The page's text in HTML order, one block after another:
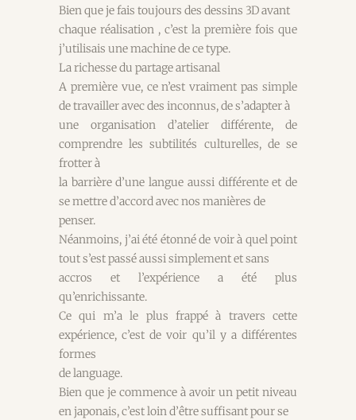
Bien que je fais toujours des dessins 3D avant
chaque réalisation , c’est la première fois que
j’utilisais une machine de ce type.
La richesse du partage artisanal
A première vue, ce n’est vraiment pas simple
de travailler avec des inconnus, de s’adapter à
une organisation d’atelier différente, de
comprendre les subtilités culturelles, de se
frotter à
la barrière d’une langue aussi différente et de
se mettre d’accord avec nos manières de
penser.
Néanmoins, j’ai été étonné de voir à quel point
tout s’est passé aussi simplement et sans
accros et l’expérience a été plus
qu’enrichissante.
Ce qui m’a le plus frappé à travers cette
expérience, c’est de voir qu’il y a différentes
formes
de language.
Bien que je commence à avoir un petit niveau
en japonais, c’est loin d’être suffisant pour se